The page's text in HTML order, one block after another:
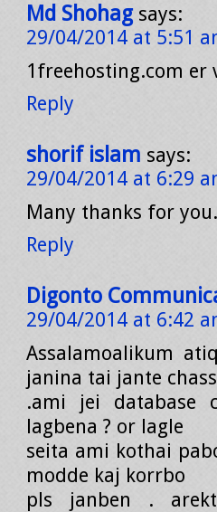
Md Shohag says:
29/04/2014 at 5:51
1freehosting.com
Reply
shorif islam says:
29/04/2014 at 6:29
Many thanks for you.
Reply
Digonto
29/04/2014 at 6:42
Assalamoalikum
janina tai jante
.ami jei database
lagbena ? or lagle
seita ami kothai
modde kaj korrbo
pls janben .